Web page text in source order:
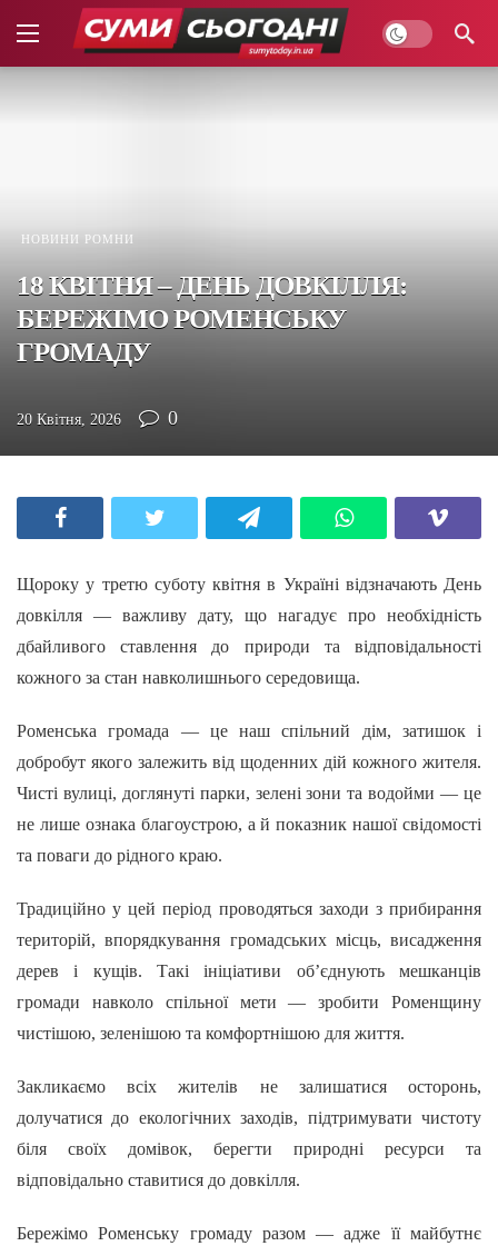
НОВИНИ РОМНИ
18 КВІТНЯ – ДЕНЬ ДОВКІЛЛЯ:
БЕРЕЖІМО РОМЕНСЬКУ
ГРОМАДУ
20 Квітня, 2026 0
Щороку у третю суботу квітня в Україні відзначають День
довкілля — важливу дату, що нагадує про необхідність
дбайливого ставлення до природи та відповідальності
кожного за стан навколишнього середовища.
Роменська громада — це наш спільний дім, затишок і
добробут якого залежить від щоденних дій кожного жителя.
Чисті вулиці, доглянуті парки, зелені зони та водойми — це
не лише ознака благоустрою, а й показник нашої свідомості
та поваги до рідного краю.
Традиційно у цей період проводяться заходи з прибирання
територій, впорядкування громадських місць, висадження
дерев і кущів. Такі ініціативи об’єднують мешканців
громади навколо спільної мети — зробити Роменщину
чистішою, зеленішою та комфортнішою для життя.
Закликаємо всіх жителів не залишатися осторонь,
долучатися до екологічних заходів, підтримувати чистоту
біля своїх домівок, берегти природні ресурси та
відповідально ставитися до довкілля.
Бережімо Роменську громаду разом — адже її майбутнє